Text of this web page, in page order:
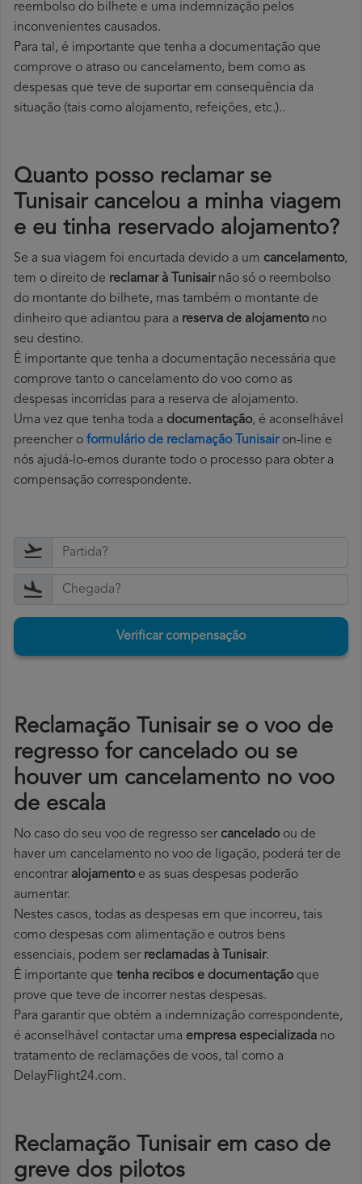
reembolso do bilhete e uma indemnização pelos
inconvenientes causados.
Para tal, é importante que tenha a documentação que
comprove o atraso ou cancelamento, bem como as
despesas que teve de suportar em consequência da
situação (tais como alojamento, refeições, etc.)..
Quanto posso reclamar se
Tunisair cancelou a minha viagem
e eu tinha reservado alojamento?
Se a sua viagem foi encurtada devido a um cancelamento,
tem o direito de reclamar à Tunisairnão só o reembolso
do montante do bilhete, mas também o montante de
dinheiro que adiantou para a reserva de alojamentono
seu destino.
É importante que tenha a documentação necessária que
comprove tanto o cancelamento do voo como as
despesas incorridas para a reserva de alojamento.
Uma vez que tenha toda a documentação, é aconselhável
preencher o formulário de reclamação Tunisairon-line e
nós ajudá-lo-emos durante todo o processo para obter a
compensação correspondente.
Verificar compensação
Reclamação Tunisair se o voo de
regresso for cancelado ou se
houver um cancelamento no voo
de escala
No caso do seu voo de regresso ser canceladoou de
haver um cancelamento no voo de ligação, poderá ter de
encontrar alojamentoe as suas despesas poderão
aumentar.
Nestes casos, todas as despesas em que incorreu, tais
como despesas com alimentação e outros bens
essenciais, podem ser reclamadas à Tunisair.
É importante que tenha recibos e documentaçãoque
prove que teve de incorrer nestas despesas.
Para garantir que obtém a indemnização correspondente,
é aconselhável contactar uma empresa especializada no
tratamento de reclamações de voos, tal como a
DelayFlight24.com.
Reclamação Tunisair em caso de
greve dos pilotos